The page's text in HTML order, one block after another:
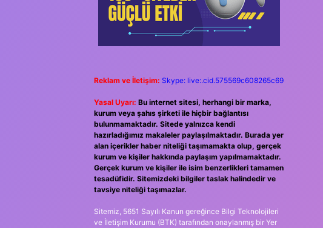
Reklam ve İletişim: Skype: live:.cid.575569c608265c69
Yasal Uyarı: Bu internet sitesi, herhangi bir marka,
kurum veya şahıs şirketi ile hiçbir bağlantısı
bulunmamaktadır. Sitede yalnızca kendi
hazırladığımız makaleler paylaşılmaktadır. Burada yer
alan içerikler haber niteliği taşımamakta olup, gerçek
kurum ve kişiler hakkında paylaşım yapılmamaktadır.
Gerçek kurum ve kişiler ile isim benzerlikleri tamamen
tesadüfidir. Sitemizdeki bilgiler taslak halindedir ve
tavsiye niteliği taşımazlar.
Sitemiz, 5651 Sayılı Kanun gereğince Bilgi Teknolojileri
ve İletişim Kurumu (BTK) tarafından onaylanmış bir Yer